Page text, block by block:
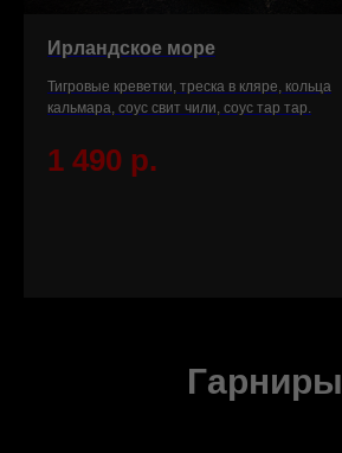
Ирландское море
Тигровые креветки, треска в кляре, кольца
кальмара, соус свит чили, соус тар тар.
1 490 р.
Гарниры